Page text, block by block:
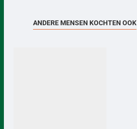
ANDERE MENSEN KOCHTEN OOK